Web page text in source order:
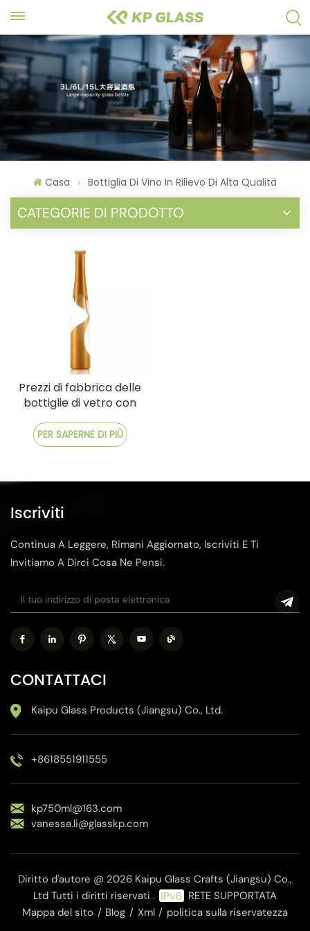
Casa Bottiglia Di Vino In Rilievo Di Alta Qualità
CATEGORIE DI PRODOTTO
Prezzi di fabbrica delle
bottiglie di vetro con
personalizzabile
PER SAPERNE DI PIÙ
Iscriviti
Continua A Leggere, Rimani Aggiornato, Iscriviti E Ti
Invitiamo A Dirci Cosa Ne Pensi.
CONTATTACI
Kaipu Glass Products (Jiangsu) Co., Ltd.
+8618551911555
kp750ml@163.com
vanessa.li@glasskp.com
Diritto d'autore @ 2026 Kaipu Glass Crafts (Jiangsu) Co.,
Ltd Tutti i diritti riservati .
RETE SUPPORTATA
Mappa del sito / Blog / Xml / politica sulla riservatezza